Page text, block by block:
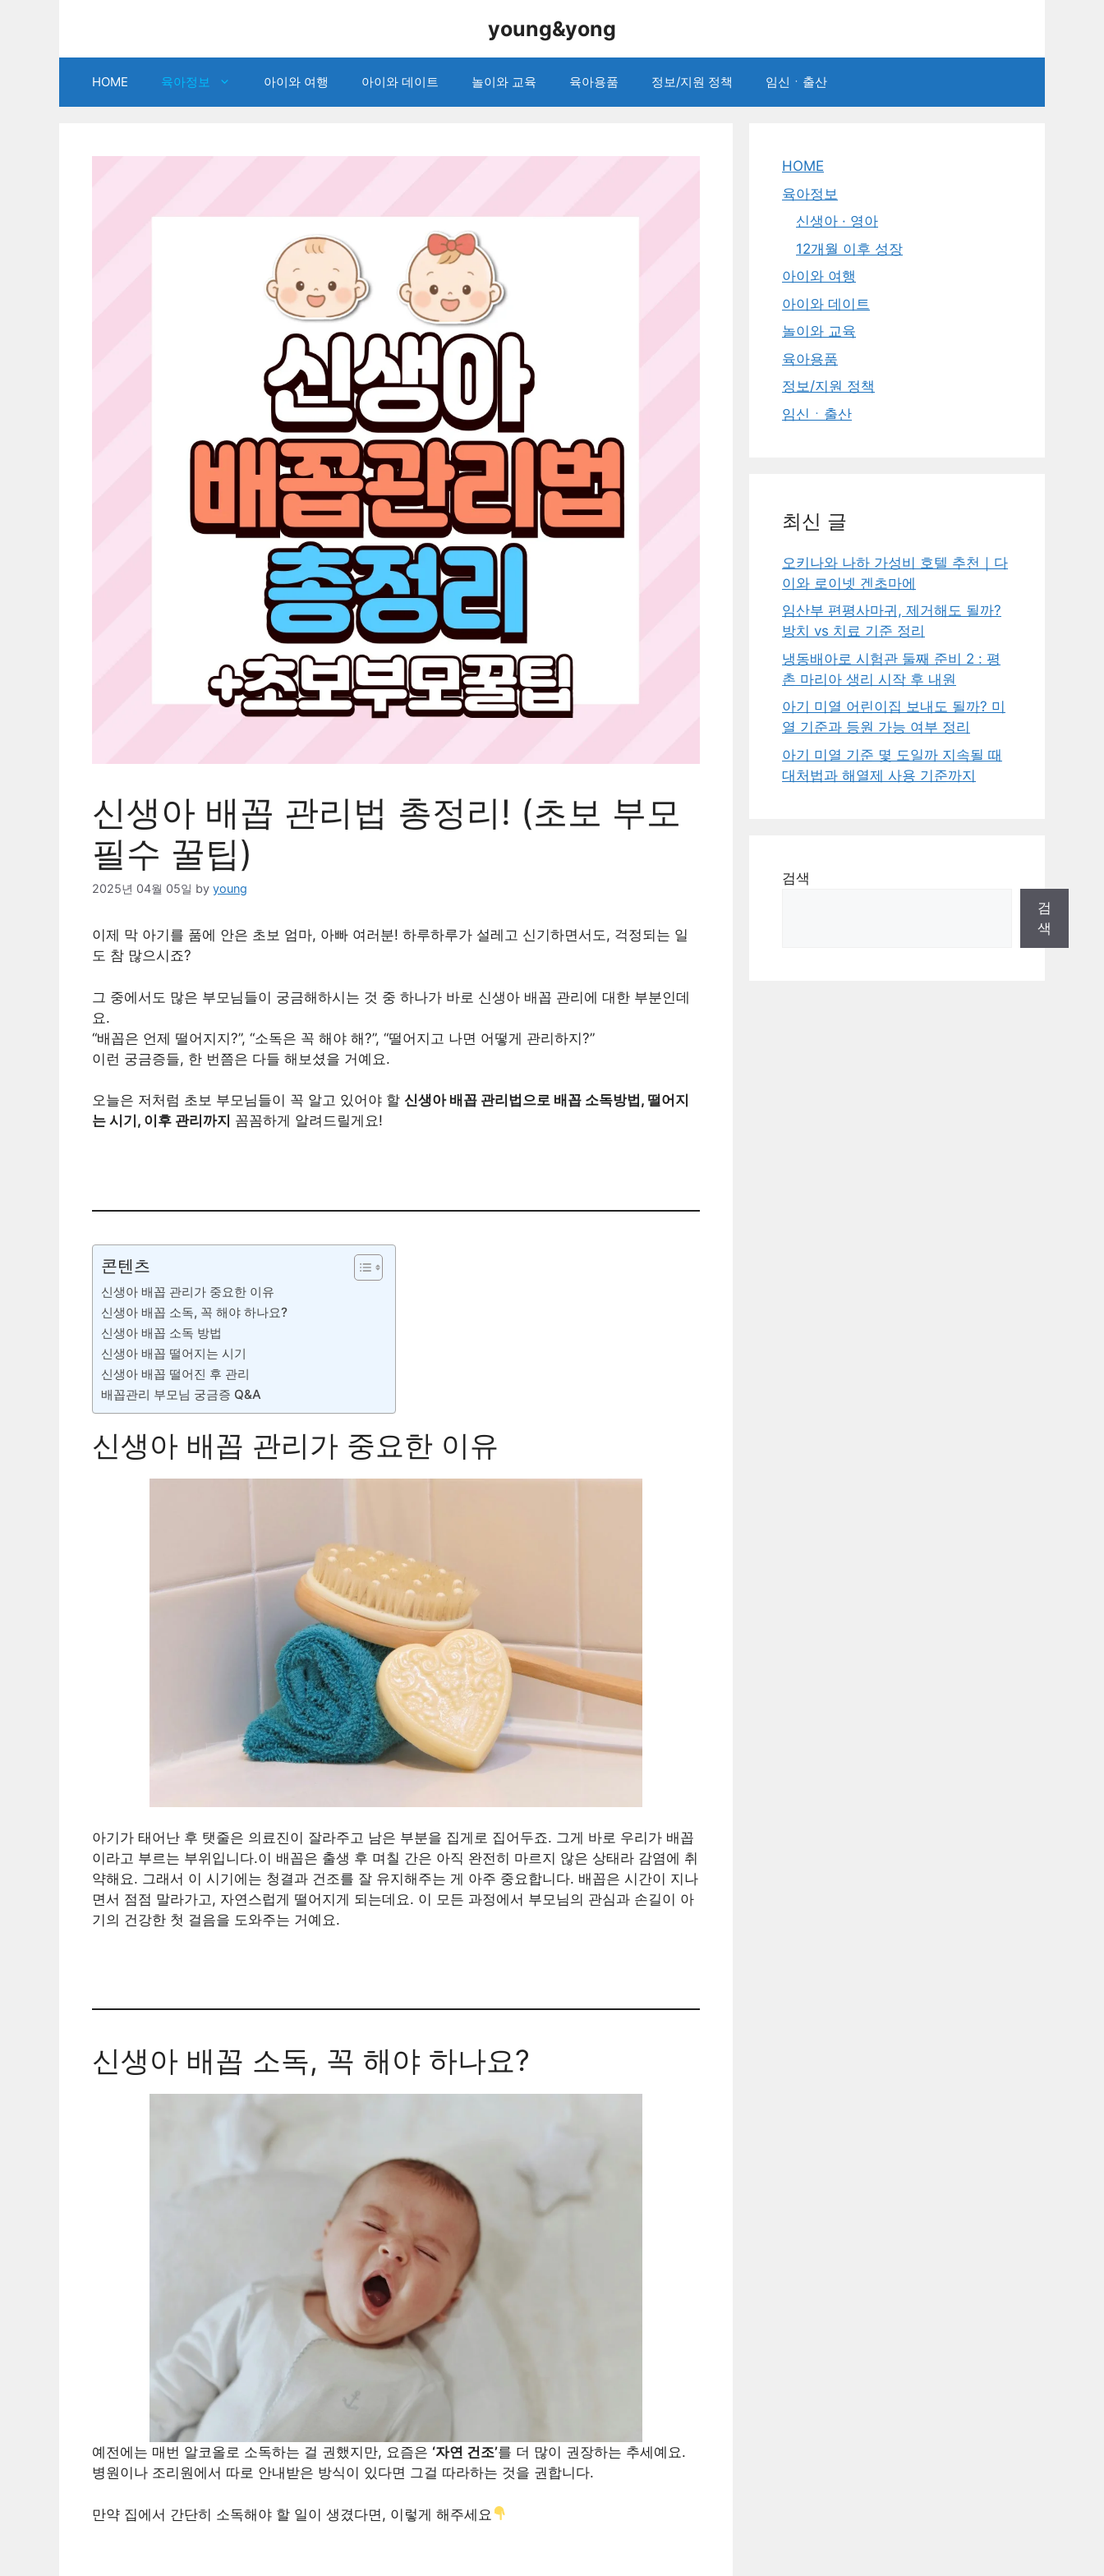
young&yong
HOME 육아정보 아이와 여행 아이와 데이트 놀이와 교육 육아용품 정보/지원 정책 임신ㆍ출산
신생아 배꼽 관리법 총정리! (초보 부모
필수 꿀팁)
2025년 04월 05일 by young
이제 막 아기를 품에 안은 초보 엄마, 아빠 여러분! 하루하루가 설레고 신기하면서도, 걱정되는 일
도 참 많으시죠?
그 중에서도 많은 부모님들이 궁금해하시는 것 중 하나가 바로 신생아 배꼽 관리에 대한 부분인데
요.
“배꼽은 언제 떨어지지?”, “소독은 꼭 해야 해?”, “떨어지고 나면 어떻게 관리하지?”
이런 궁금증들, 한 번쯤은 다들 해보셨을 거예요.
오늘은 저처럼 초보 부모님들이 꼭 알고 있어야 할 신생아 배꼽 관리법으로 배꼽 소독방법, 떨어지
는 시기, 이후 관리까지 꼼꼼하게 알려드릴게요!
콘텐츠
신생아 배꼽 관리가 중요한 이유
신생아 배꼽 소독, 꼭 해야 하나요?
신생아 배꼽 소독 방법
신생아 배꼽 떨어지는 시기
신생아 배꼽 떨어진 후 관리
배꼽관리 부모님 궁금증 Q&A
신생아 배꼽 관리가 중요한 이유
아기가 태어난 후 탯줄은 의료진이 잘라주고 남은 부분을 집게로 집어두죠. 그게 바로 우리가 배꼽
이라고 부르는 부위입니다.이 배꼽은 출생 후 며칠 간은 아직 완전히 마르지 않은 상태라 감염에 취
약해요. 그래서 이 시기에는 청결과 건조를 잘 유지해주는 게 아주 중요합니다. 배꼽은 시간이 지나
면서 점점 말라가고, 자연스럽게 떨어지게 되는데요. 이 모든 과정에서 부모님의 관심과 손길이 아
기의 건강한 첫 걸음을 도와주는 거예요.
신생아 배꼽 소독, 꼭 해야 하나요?
예전에는 매번 알코올로 소독하는 걸 권했지만, 요즘은 ‘자연 건조’를 더 많이 권장하는 추세예요.
병원이나 조리원에서 따로 안내받은 방식이 있다면 그걸 따라하는 것을 권합니다.
만약 집에서 간단히 소독해야 할 일이 생겼다면, 이렇게 해주세요
HOME
육아정보
신생아 · 영아
12개월 이후 성장
아이와 여행
아이와 데이트
놀이와 교육
육아용품
정보/지원 정책
임신ㆍ출산
최신 글
오키나와 나하 가성비 호텔 추천｜다
이와 로이넷 겐초마에
임산부 편평사마귀, 제거해도 될까?
방치 vs 치료 기준 정리
냉동배아로 시험관 둘째 준비 2 : 평
촌 마리아 생리 시작 후 내원
아기 미열 어린이집 보내도 될까? 미
열 기준과 등원 가능 여부 정리
아기 미열 기준 몇 도일까 지속될 때
대처법과 해열제 사용 기준까지
검색
검
색